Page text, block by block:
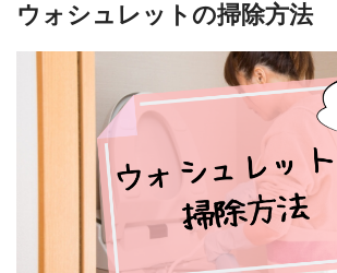
ウォシュレットの掃除方法